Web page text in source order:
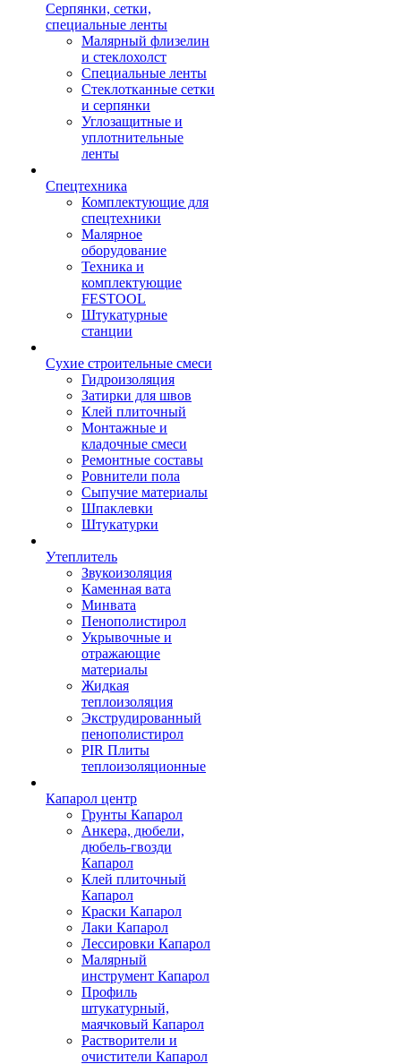
Серпянки, сетки,
специальные ленты
Малярный флизелин
и стеклохолст
Специальные ленты
Стеклотканные сетки
и серпянки
Углозащитные и
уплотнительные
ленты
Спецтехника
Комплектующие для
спецтехники
Малярное
оборудование
Техника и
комплектующие
FESTOOL
Штукатурные
станции
Сухие строительные смеси
Гидроизоляция
Затирки для швов
Клей плиточный
Монтажные и
кладочные смеси
Ремонтные составы
Ровнители пола
Сыпучие материалы
Шпаклевки
Штукатурки
Утеплитель
Звукоизоляция
Каменная вата
Минвата
Пенополистирол
Укрывочные и
отражающие
материалы
Жидкая
теплоизоляция
Экструдированный
пенополистирол
PIR Плиты
теплоизоляционные
Капарол центр
Грунты Капарол
Анкера, дюбели,
дюбель-гвозди
Капарол
Клей плиточный
Капарол
Краски Капарол
Лаки Капарол
Лессировки Капарол
Малярный
инструмент Капарол
Профиль
штукатурный,
маячковый Капарол
Растворители и
очистители Капарол